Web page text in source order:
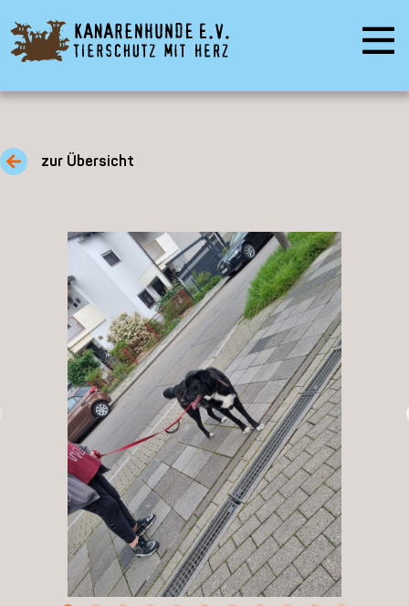
zur Übersicht